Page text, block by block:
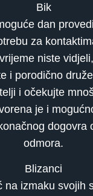
Bik
dan
za
niste
i porodično
i očekujte
je i
dogovra
odmora.
Blizanci
na izmaku svojih